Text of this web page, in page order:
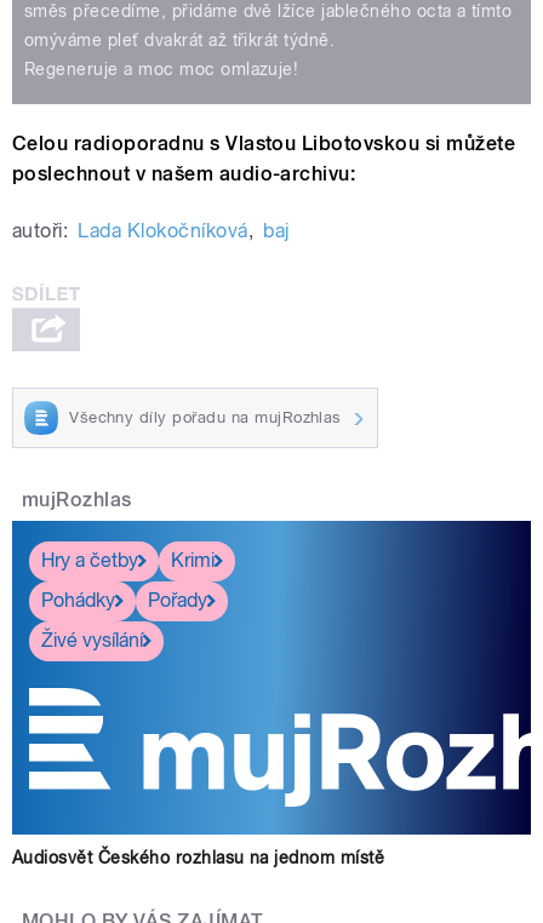
směs přecedíme, přidáme dvě lžíce jablečného octa a tímto
omýváme pleť dvakrát až třikrát týdně.
Regeneruje a moc moc omlazuje!
Celou radioporadnu s Vlastou Libotovskou si můžete
poslechnout v našem audio-archivu:
autoři: Lada Klokočníková, baj
Všechny díly pořadu na mujRozhlas
mujRozhlas
Hry a četby
Krimi
Pohádky
Pořady
Živé vysílání
Audiosvět Českého rozhlasu na jednom místě